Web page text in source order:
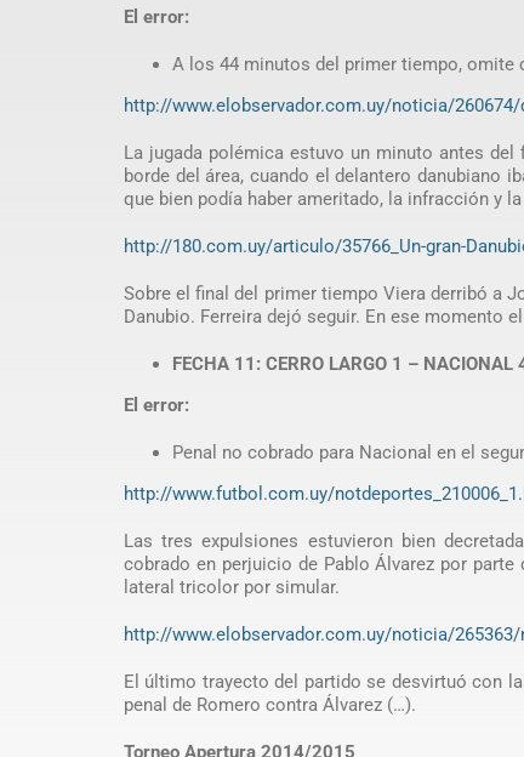
El error:
A los 44 minutos del primer tiempo, omite
http://www.elobservador.com.uy/noticia/260674/
La jugada polémica estuvo un minuto antes
borde del área, cuando el delantero danubiano
que bien podía haber ameritado, la infracción y
http://180.com.uy/articulo/35766_Un-gran-
Sobre el final del primer tiempo Viera derribó a
Danubio. Ferreira dejó seguir. En ese momento
FECHA 11: CERRO LARGO 1 –
El error:
Penal no cobrado para Nacional en el
http://www.futbol.com.uy/
Las tres expulsiones estuvieron bien
cobrado en perjuicio de Pablo Álvarez por
lateral tricolor por simular.
http://www.elobservador.com.uy/noticia/
El último trayecto del partido se desvirtuó con
penal de Romero contra Álvarez (…).
Torneo Apertura 2014/2015